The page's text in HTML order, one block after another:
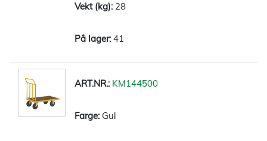
28
41
KM144500
Gul